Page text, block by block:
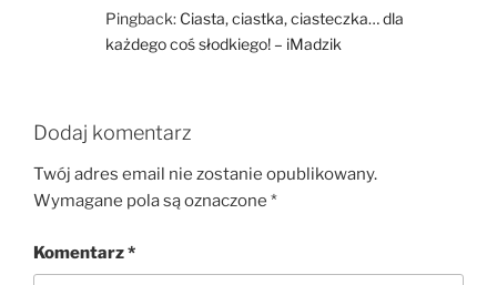
Pingback: Ciasta, ciastka, ciasteczka… dla
każdego coś słodkiego! – iMadzik
Dodaj komentarz
Twój adres email nie zostanie opublikowany.
Wymagane pola są oznaczone *
Komentarz*